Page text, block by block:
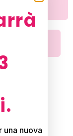
una nuova